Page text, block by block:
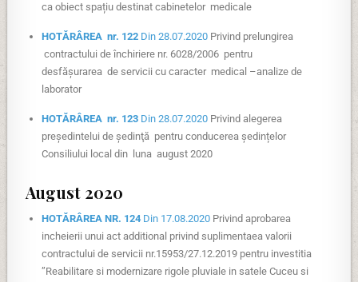
ca obiect spațiu destinat cabinetelor medicale
HOTĂRÂREA nr. 122 Din 28.07.2020 Privind prelungirea
contractului de închiriere nr. 6028/2006 pentru
desfășurarea de servicii cu caracter medical –analize de
laborator
HOTĂRÂREA nr. 123 Din 28.07.2020 Privind alegerea
preşedintelui de şedinţă pentru conducerea ședințelor
Consiliului local din luna august 2020
August 2020
HOTĂRÂREA NR. 124 Din 17.08.2020 Privind aprobarea
incheierii unui act additional privind suplimentaea valorii
contractului de servicii nr.15953/27.12.2019 pentru investitia
”Reabilitare si modernizare rigole pluviale in satele Cuceu si